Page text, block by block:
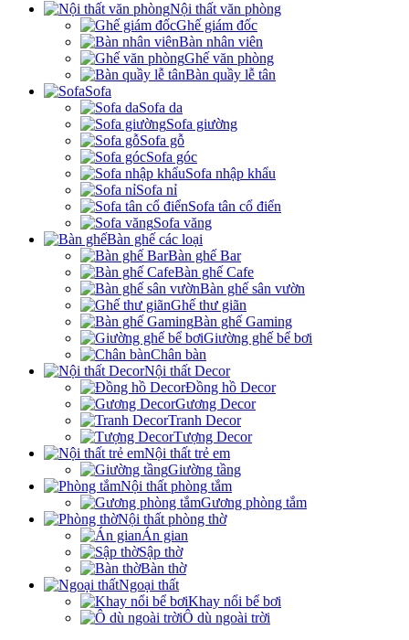
Nội thất văn phòng
Ghế giám đốc
Bàn nhân viên
Ghế văn phòng
Bàn quầy lễ tân
Sofa
Sofa da
Sofa giường
Sofa gỗ
Sofa góc
Sofa nhập khẩu
Sofa nỉ
Sofa tân cổ điển
Sofa văng
Bàn ghế các loại
Bàn ghế Bar
Bàn ghế Cafe
Bàn ghế sân vườn
Ghế thư giãn
Bàn ghế Gaming
Giường ghế bể bơi
Chân bàn
Nội thất Decor
Đồng hồ Decor
Gương Decor
Tranh Decor
Tượng Decor
Nội thất trẻ em
Giường tầng
Nội thất phòng tắm
Gương phòng tắm
Nội thất phòng thờ
Án gian
Sập thờ
Bàn thờ
Ngoại thất
Khay nổi bể bơi
Ô dù ngoài trời